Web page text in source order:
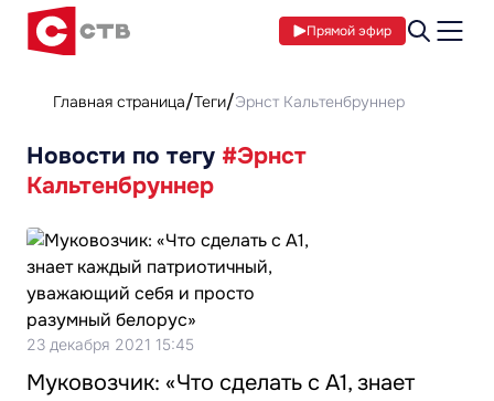
Прямой эфир
Главная страница Теги Эрнст Кальтенбруннер
Новости по тегу #Эрнст
Кальтенбруннер
23 декабря 2021 15:45
Муковозчик: «Что сделать с А1, знает